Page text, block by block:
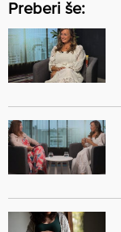
Preberi še: